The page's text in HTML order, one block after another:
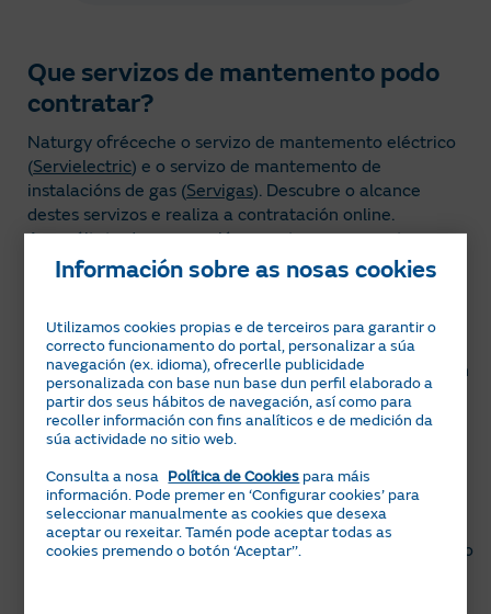
Que servizos de mantemento podo
contratar?
Naturgy ofréceche o servizo de mantemento eléctrico
(Servielectric) e o servizo de mantemento de
instalacións de gas (Servigas). Descubre o alcance
destes servizos e realiza a contratación online.
Aprovéitate das promocións que temos para o teu
negocio!
climatización ou calefacción para o teu negocio,
Naturgy ofréceche un servizo que comprende o
dimensionamento axeitado, subministración, instalación
e posta en marcha dos equipos, ao mellor prezo e coas
mellores facilidades de pagamento. Descubre o alcance
destes servizos e contacta para pedir orzamento, de
xeito gratuíto, facendo clic en Climatización
Calefacción.
Ademais, se tes unha instalación fotovoltaica, poderás
contratarServielectric GC con Fotovoltaica
, que inclúe o
Información sobre as nosas cookies
Utilizamos cookies propias e de terceiros para garantir o
correcto funcionamento do portal, personalizar a súa
navegación (ex. idioma), ofrecerlle publicidade
personalizada con base nun base dun perfil elaborado a
partir dos seus hábitos de navegación, así como para
recoller información con fins analíticos e de medición da
súa actividade no sitio web.
Consulta a nosa Política de Cookies para máis
información. Pode premer en ‘Configurar cookies’ para
seleccionar manualmente as cookies que desexa
aceptar ou rexeitar. Tamén pode aceptar todas as
cookies premendo o botón ‘Aceptar’’.